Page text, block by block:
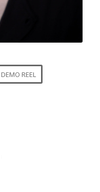
DEMO REEL